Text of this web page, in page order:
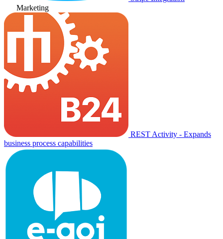
Marketing
REST Activity - Expands
business process capabilities